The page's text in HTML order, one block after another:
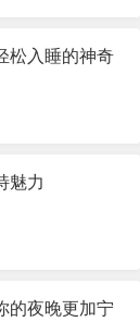
松入睡的神奇
魅力
的夜晚更加宁